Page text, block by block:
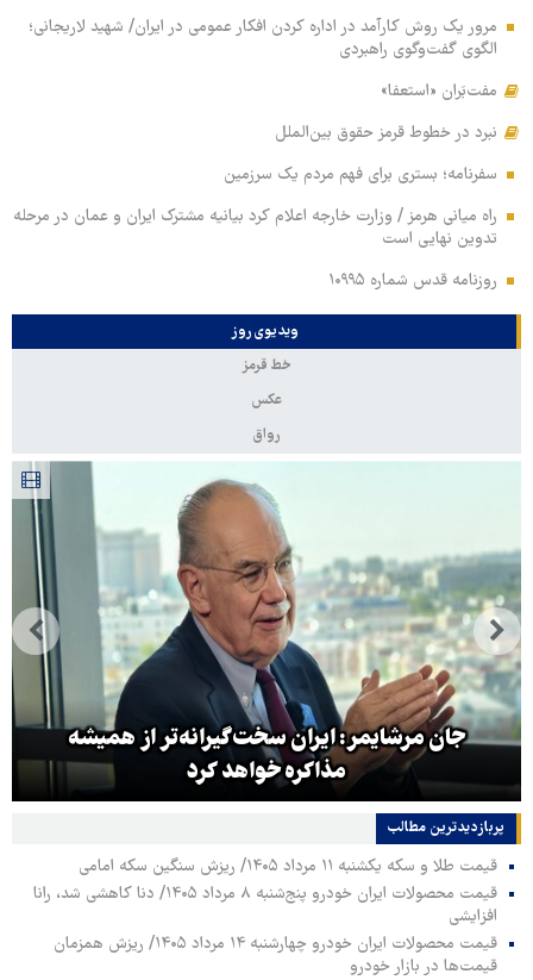
مرور یک روش کارآمد در اداره کردن افکار عمومی در ایران/ شهید لاریجانی؛
الگوی گفت‌وگوی راهبردی
مفت‌بَران «استعفا»
نبرد در خطوط قرمز حقوق بین‌الملل
سفرنامه؛ بستری برای فهم مردم یک سرزمین
راه میانی هرمز / وزارت خارجه اعلام کرد بیانیه مشترک ایران و عمان در مرحله
تدوین نهایی است
روزنامه قدس شماره ۱۰۹۹۵
ویدیوی روز
خط قرمز
عکس
رواق
جان مرشایمر: ایران سخت‌گیرانه‌تر از همیشه
مذاکره خواهد کرد
پربازدیدترین‌ مطالب
قیمت طلا و سکه یکشنبه ۱۱ مرداد ۱۴۰۵/ ریزش سنگین سکه امامی
قیمت محصولات ایران خودرو پنج‌شنبه ۸ مرداد ۱۴۰۵/ دنا کاهشی شد، رانا
افزایشی
قیمت محصولات ایران خودرو چهارشنبه ۱۴ مرداد ۱۴۰۵/ ریزش همزمان
قیمت‌ها در بازار خودرو